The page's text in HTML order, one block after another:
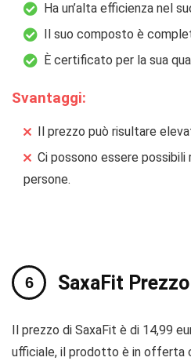
Ha un’alta efficienza nel
Il suo composto è
È certificato per la sua
Svantaggi:
Il prezzo può risultare
Ci possono essere possibili
persone.
SaxaFit Prezzo
Il prezzo di SaxaFit è di 14,99
ufficiale, il prodotto è in offerta